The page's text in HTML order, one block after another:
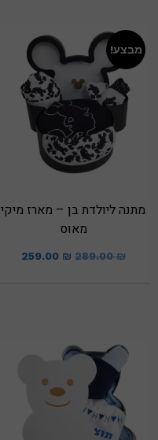
מבצע!
מתנה ליולדת בן – מארז מיקי
מאוס
289.00₪
259.00 ₪